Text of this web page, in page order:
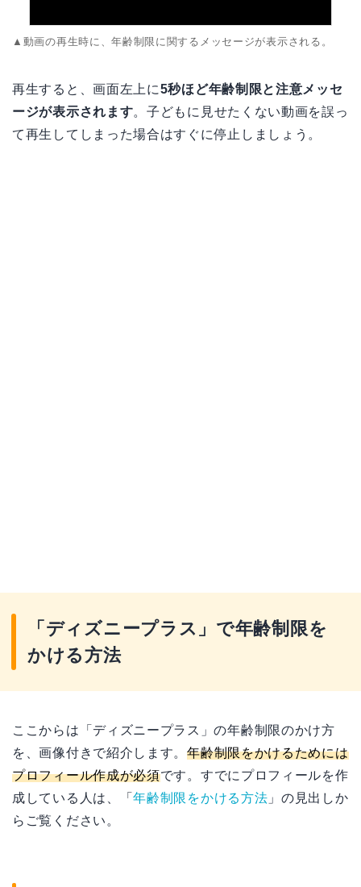
▲動画の再生時に、年齢制限に関するメッセージが表示される。
再生すると、画面左上に5秒ほど年齢制限と注意メッセ
ージが表示されます。子どもに見せたくない動画を誤っ
て再生してしまった場合はすぐに停止しましょう。
「ディズニープラス」で年齢制限を
かける方法
ここからは「ディズニープラス」の年齢制限のかけ方
を、画像付きで紹介します。年齢制限をかけるためには
プロフィール作成が必須です。すでにプロフィールを作
成している人は、「年齢制限をかける方法 」の見出しか
らご覧ください。